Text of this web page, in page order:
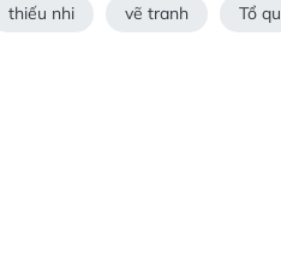
thiếu nhi vẽ tranh Tổ